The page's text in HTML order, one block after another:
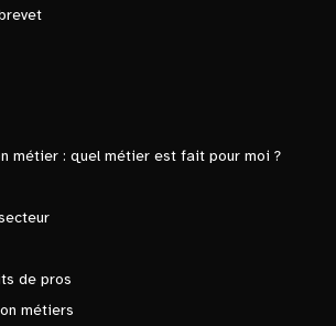
métier : quel métier est fait pour moi ?
de pros
métiers